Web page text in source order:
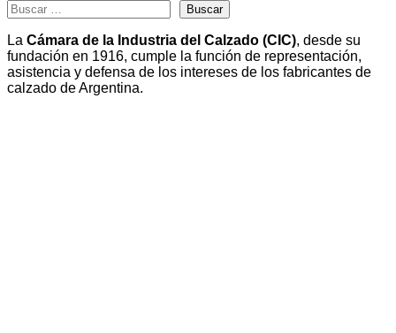
Buscar
La Cámara de la Industria del Calzado (CIC), desde su
fundación en 1916, cumple la función de representación,
asistencia y defensa de los intereses de los fabricantes de
calzado de Argentina.